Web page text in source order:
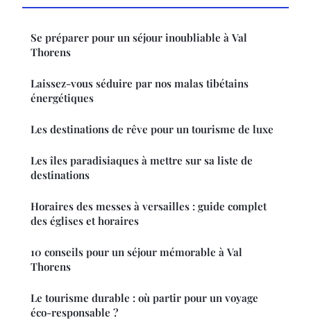
Se préparer pour un séjour inoubliable à Val
Thorens
Laissez-vous séduire par nos malas tibétains
énergétiques
Les destinations de rêve pour un tourisme de luxe
Les îles paradisiaques à mettre sur sa liste de
destinations
Horaires des messes à versailles : guide complet
des églises et horaires
10 conseils pour un séjour mémorable à Val
Thorens
Le tourisme durable : où partir pour un voyage
éco-responsable ?